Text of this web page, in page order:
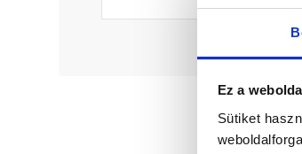
Ez a
Sütiket